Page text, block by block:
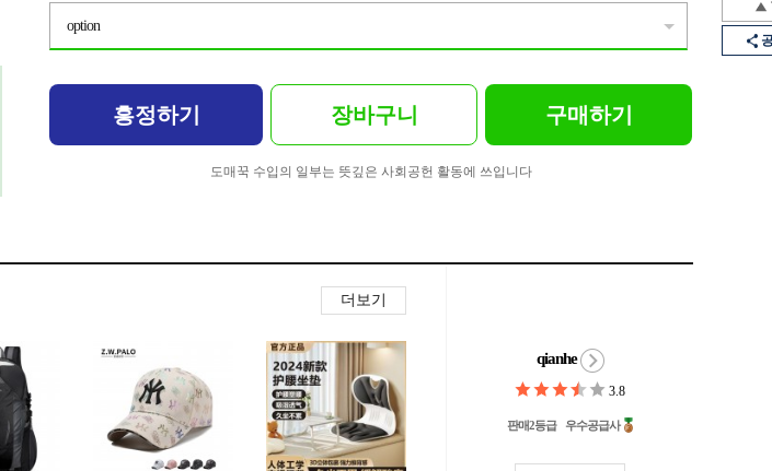
option
흥정하기 장바구니 구매하기
도매꾹 수입의 일부는 뜻깊은 사회공헌 활동에 쓰입니다
더보기
qianhe
3.8
판매2등급 우수공급사